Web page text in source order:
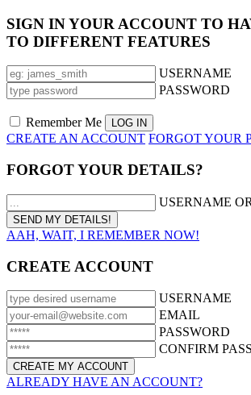
SIGN IN YOUR ACCOUNT TO
TO DIFFERENT FEATURES
USERNAME
PASSWORD
Remember Me
CREATE AN ACCOUNT FORGOT YOUR
FORGOT YOUR DETAILS?
USERNAME
AAH, WAIT, I REMEMBER NOW!
CREATE ACCOUNT
USERNAME
EMAIL
PASSWORD
CONFIRM
ALREADY HAVE AN ACCOUNT?